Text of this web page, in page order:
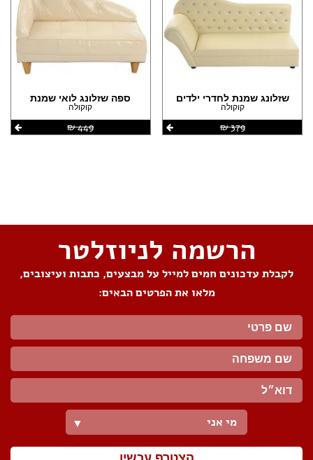
שזלונג שמנת לחדרי ילדים
קוקולה
379 ‏₪
ספה שזלונג לואי שמנת
קוקולה
449 ‏₪
הרשמה לניוזלטר
לקבלת עדכונים חמים למייל על מבצעים, כתבות ועיצובים,
מלאו את הפרטים הבאים:
מי אני ▼